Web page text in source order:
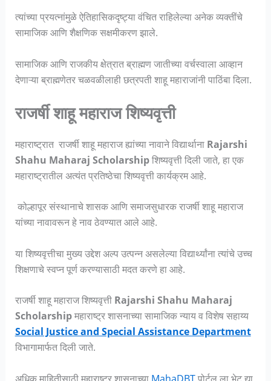
त्यांच्या प्रयत्नांमुळे ऐतिहासिकदृष्ट्या वंचित राहिलेल्या अनेक व्यक्तींचे
सामाजिक आणि शैक्षणिक सक्षमीकरण झाले.
सामाजिक आणि राजकीय क्षेत्रात ब्राह्मण जातीच्या वर्चस्वाला आव्हान
देणाऱ्या ब्राह्मणेतर चळवळीलाही छत्रपती शाहू महाराजांनी पाठिंबा दिला.
राजर्षी शाहू महाराज शिष्यवृत्ती
महाराष्ट्रात राजर्षी शाहू महाराज ह्यांच्या नावाने विद्यार्थाना Rajarshi
Shahu Maharaj Scholarshipशिष्यवृत्ती दिली जाते, हा एक
महाराष्ट्रातील अत्यंत प्रतिष्ठेचा शिष्यवृत्ती कार्यक्रम आहे.
कोल्हापूर संस्थानाचे शासक आणि समाजसुधारक राजर्षी शाहू महाराज
यांच्या नावावरून हे नाव ठेवण्यात आले आहे.
या शिष्यवृत्तीचा मुख्य उद्देश अल्प उत्पन्न असलेल्या विद्यार्थ्यांना त्यांचे उच्च
शिक्षणाचे स्वप्न पूर्ण करण्यासाठी मदत करणे हा आहे.
राजर्षी शाहू महाराज शिष्यवृत्ती Rajarshi Shahu Maharaj
Scholarshipमहाराष्ट्र शासनाच्या सामाजिक न्याय व विशेष सहाय्य
Social Justice and Special Assistance Department
विभागामार्फत दिली जाते.